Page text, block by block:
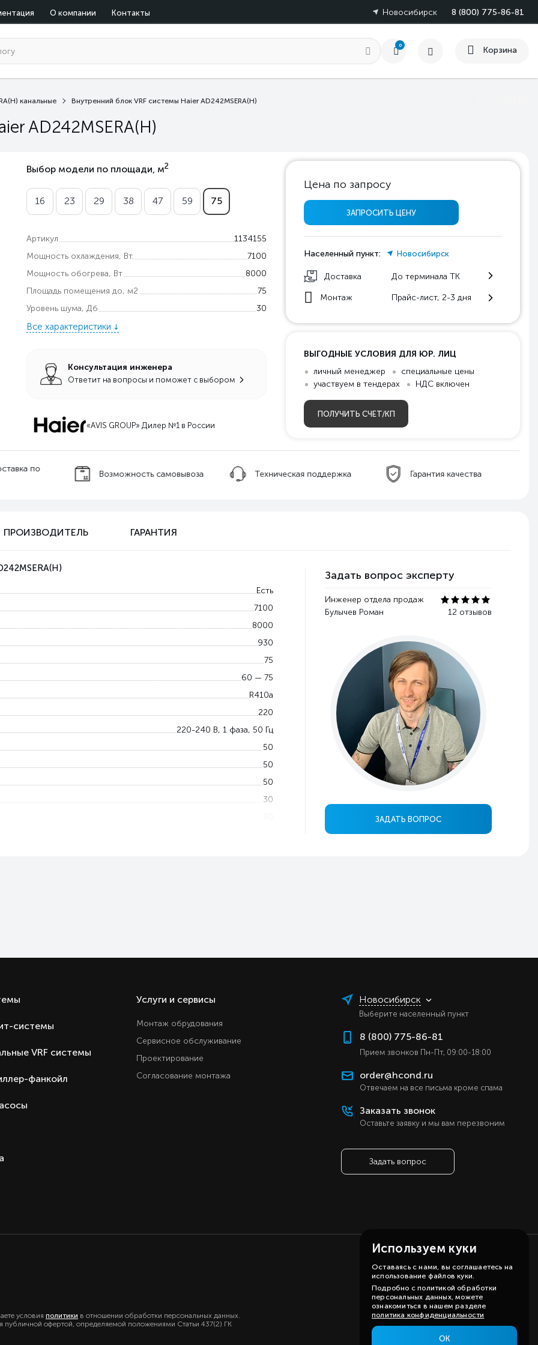
О компании Контакты 8 (800) 775-86-81
Новосибирск
0
Корзина
канальные Внутренний блок VRF системы Haier AD242MSERA(H)
AD242MSERA(H)
Выбор модели по площади, м2
16 23 29 38 47 59 75
Артикул
1134155
Мощность охлаждения, Вт.
7100
Мощность обогрева, Вт
8000
Площадь помещения до, м2
75
Уровень шума, Дб
30
Все характеристики
Консультация инженера
Ответит на вопросы и поможет с выбором
«AVIS GROUP» Дилер №1 в России
Цена по запросу
ЗАПРОСИТЬ ЦЕНУ
Населенный пункт: Новосибирск
Доставка До терминала ТК
Монтаж Прайс-лист, 2-3 дня
ВЫГОДНЫЕ УСЛОВИЯ ДЛЯ ЮР. ЛИЦ
личный менеджер
специальные цены
участвуем в тендерах
НДС включен
ПОЛУЧИТЬ СЧЕТ/КП
по
Возможность самовывоза Техническая поддержка Гарантия качества
ПРОИЗВОДИТЕЛЬ ГАРАНТИЯ
Задать вопрос эксперту
Инженер отдела продаж
Булычев Роман
12 отзывов
ЗАДАТЬ ВОПРОС
Есть
7100
8000
930
75
60 — 75
R410a
220
220-240 В, 1 фаза, 50 Гц
50
50
50
30
Есть
системы
VRF системы
фанкойл
Услуги и сервисы
Монтаж обрудования
Сервисное обслуживание
Проектирование
Согласование монтажа
Новосибирск
Выберите населенный пункт
8 (800) 775-86-81
Прием звонков Пн-Пт, 09:00-18:00
order@hcond.ru
Отвечаем на все письма кроме спама
Заказать звонок
Оставьте заявку и мы вам перезвоним
Задать вопрос
условия политики в отношении обработки персональных данных.
публичной офертой, определяемой положениями Статьи 437(2) ГК
Используем куки
Оставаясь с нами, вы соглашаетесь на
использование файлов куки.
Подробно с политикой обработки
персональных данных, можете
ознакомиться в нашем разделе
политика конфиденциальности
ОК